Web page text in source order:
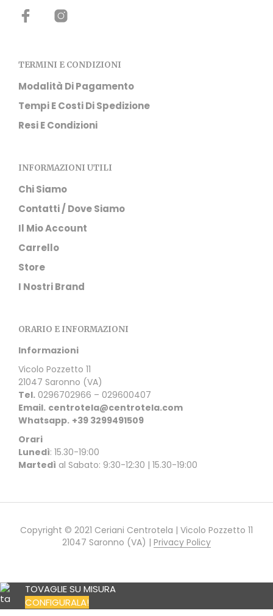
TERMINI E CONDIZIONI
Modalità Di Pagamento
Tempi E Costi Di Spedizione
Resi E Condizioni
INFORMAZIONI UTILI
Chi Siamo
Contatti / Dove Siamo
Il Mio Account
Carrello
Store
I Nostri Brand
ORARIO E INFORMAZIONI
Informazioni
Vicolo Pozzetto 11
21047 Saronno (VA)
Tel. 0296702966 – 029600407
Email. centrotela@centrotela.com
Whatsapp. +39 3299491509
Orari
Lunedì: 15.30-19:00
Martedì al Sabato: 9:30-12:30 | 15.30-19:00
Copyright © 2021 Ceriani Centrotela | Vicolo Pozzetto 11
21047 Saronno (VA) | Privacy Policy
TOVAGLIE SU MISURA
CONFIGURALA!